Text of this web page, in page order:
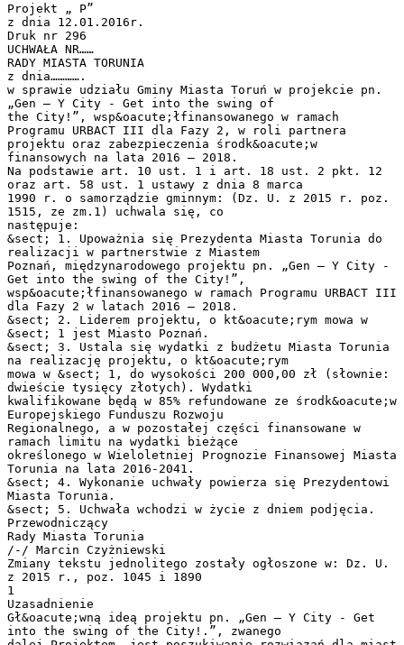
Projekt „ P”
z dnia 12.01.2016r.
Druk nr 296
UCHWAŁA NR……
RADY MIASTA TORUNIA
z dnia………….
w sprawie udziału Gminy Miasta Toruń w projekcie pn.
„Gen – Y City - Get into the swing of
the City!”, wsp&oacute;łfinansowanego w ramach
Programu URBACT III dla Fazy 2, w roli partnera
projektu oraz zabezpieczenia środk&oacute;w
finansowych na lata 2016 – 2018.
Na podstawie art. 10 ust. 1 i art. 18 ust. 2 pkt. 12
oraz art. 58 ust. 1 ustawy z dnia 8 marca
1990 r. o samorządzie gminnym: (Dz. U. z 2015 r. poz.
1515, ze zm.1) uchwala się, co
następuje:
&sect; 1. Upoważnia się Prezydenta Miasta Torunia do
realizacji w partnerstwie z Miastem
Poznań, międzynarodowego projektu pn. „Gen – Y City -
Get into the swing of the City!”,
wsp&oacute;łfinansowanego w ramach Programu URBACT III
dla Fazy 2 w latach 2016 – 2018.
&sect; 2. Liderem projektu, o kt&oacute;rym mowa w
&sect; 1 jest Miasto Poznań.
&sect; 3. Ustala się wydatki z budżetu Miasta Torunia
na realizację projektu, o kt&oacute;rym
mowa w &sect; 1, do wysokości 200 000,00 zł (słownie:
dwieście tysięcy złotych). Wydatki
kwalifikowane będą w 85% refundowane ze środk&oacute;w
Europejskiego Funduszu Rozwoju
Regionalnego, a w pozostałej części finansowane w
ramach limitu na wydatki bieżące
określonego w Wieloletniej Prognozie Finansowej Miasta
Torunia na lata 2016-2041.
&sect; 4. Wykonanie uchwały powierza się Prezydentowi
Miasta Torunia.
&sect; 5. Uchwała wchodzi w życie z dniem podjęcia.
Przewodniczący
Rady Miasta Torunia
/-/ Marcin Czyżniewski
Zmiany tekstu jednolitego zostały ogłoszone w: Dz. U.
z 2015 r., poz. 1045 i 1890
1
Uzasadnienie
Gł&oacute;wną ideą projektu pn. „Gen – Y City - Get
into the swing of the City!.”, zwanego